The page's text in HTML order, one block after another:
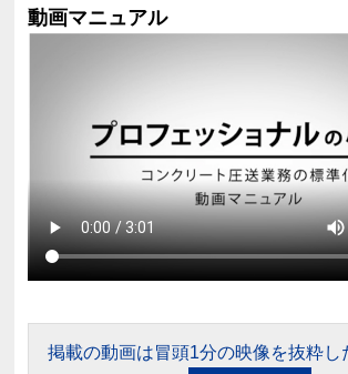
動画マニュアル
掲載の動画は冒頭1分の映像を抜粋し